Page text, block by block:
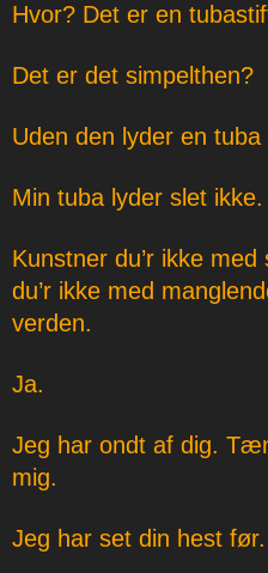
Hvor? Det er en
Det er det simpelthen?
Uden den lyder en tuba
Min tuba lyder slet ikke.
Kunstner du’r ikke
du’r ikke med
verden.
Ja.
Jeg har ondt af dig.
mig.
Jeg har set din hest